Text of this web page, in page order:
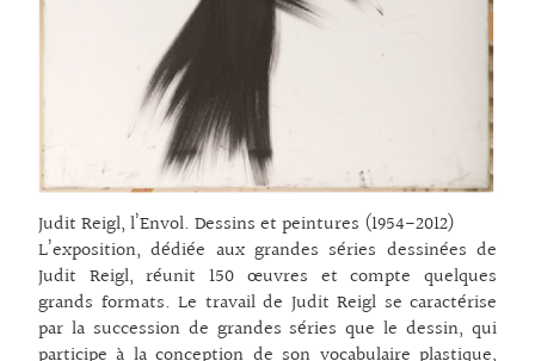
Judit Reigl, l’Envol. Dessins et peintures (1954-2012)
L’exposition, dédiée aux grandes séries dessinées de
Judit Reigl, réunit 150 œuvres et compte quelques
grands formats. Le travail de Judit Reigl se caractérise
par la succession de grandes séries que le dessin, qui